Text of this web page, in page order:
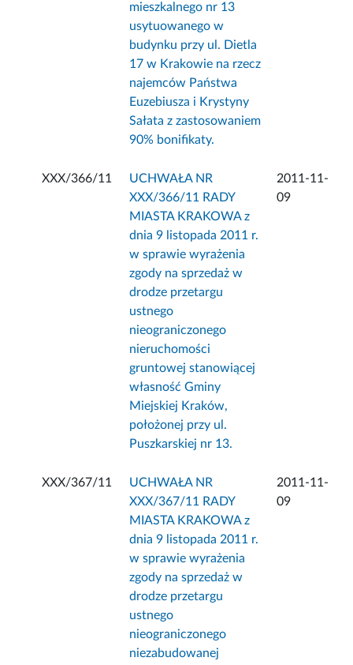
mieszkalnego nr 13
usytuowanego w
budynku przy ul. Dietla
17 w Krakowie na rzecz
najemców Państwa
Euzebiusza i Krystyny
Sałata z zastosowaniem
90% bonifikaty.
XXX/366/11
UCHWAŁA NR
XXX/366/11 RADY
MIASTA KRAKOWA z
dnia 9 listopada 2011 r.
w sprawie wyrażenia
zgody na sprzedaż w
drodze przetargu
ustnego
nieograniczonego
nieruchomości
gruntowej stanowiącej
własność Gminy
Miejskiej Kraków,
położonej przy ul.
Puszkarskiej nr 13.
2011-11-
09
XXX/367/11
UCHWAŁA NR
XXX/367/11 RADY
MIASTA KRAKOWA z
dnia 9 listopada 2011 r.
w sprawie wyrażenia
zgody na sprzedaż w
drodze przetargu
ustnego
nieograniczonego
niezabudowanej
2011-11-
09